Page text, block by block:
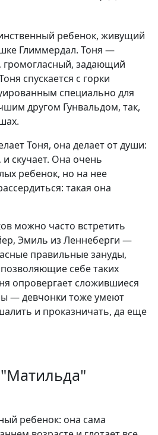
ребенок, живущий
Глиммердал. Тоня —
громогласный, задающий
спускается с горки
специально для
другом Гунвальдом, так,
Тоня, она делает от души:
скучает. Она очень
ребенок, но на нее
такая она
можно часто встретить
Эмиль из Леннеберги —
правильные зануды,
себе таких
опровергает сложившиеся
— девчонки тоже умеют
и проказничать, да еще
ребенок: она сама